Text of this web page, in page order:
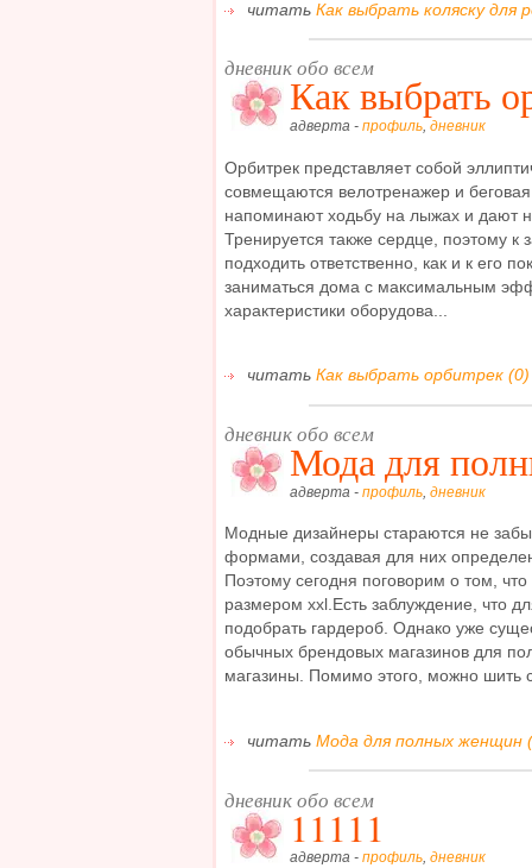
читать Как выбрать коляску для
дневник обо всем
Как выбрать
адверта - профиль, дневник
Орбитрек представляет собой
совмещаются велотренажер и
напоминают ходьбу на лыжах и дают
Тренируется также сердце, поэтому к
подходить ответственно, как и к его
заниматься дома с максимальным
характеристики оборудова...
читать Как выбрать орбитрек (0)
дневник обо всем
Мода для
адверта - профиль, дневник
Модные дизайнеры стараются не
формами, создавая для них
Поэтому сегодня поговорим о том,
размером xxl.Есть заблуждение, что
подобрать гардероб. Однако уже
обычных брендовых магазинов для
магазины. Помимо этого, можно шить
читать Мода для полных женщин
дневник обо всем
11111
адверта - профиль, дневник